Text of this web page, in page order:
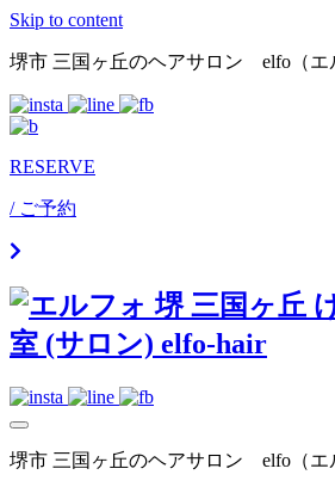
Skip to content
堺市 三国ヶ丘のヘアサロン elfo（エ
RESERVE
/ ご予約
堺市 三国ヶ丘のヘアサロン elfo（エ